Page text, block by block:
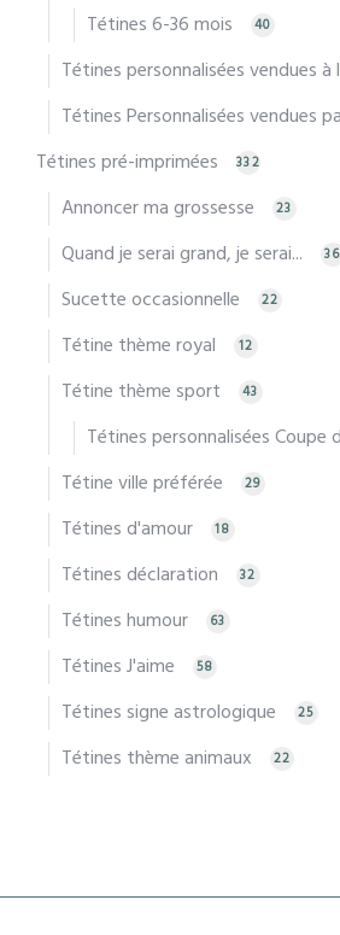
Tétines 6-36 mois 40
Tétines personnalisées vendues à
Tétines Personnalisées vendues
Tétines pré-imprimées 332
Annoncer ma grossesse 23
Quand je serai grand, je serai... 36
Sucette occasionnelle 22
Tétine thème royal 12
Tétine thème sport 43
Tétines personnalisées Coupe
Tétine ville préférée 29
Tétines d'amour 18
Tétines déclaration 32
Tétines humour 63
Tétines J'aime 58
Tétines signe astrologique 25
Tétines thème animaux 22